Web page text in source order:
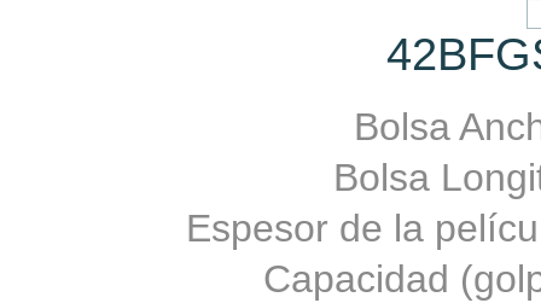
Bolsa
Bolsa
Espesor de la
Capacidad